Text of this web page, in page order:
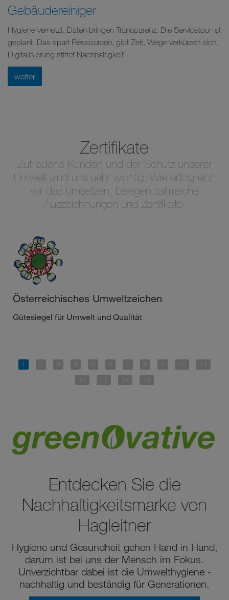
Gebäudereiniger
Hygiene vernetzt, Daten bringen Transparenz. Die Servicetour ist
geplant: Das spart Ressourcen, gibt Zeit. Wege verkürzen sich.
Digitalisierung stiftet Nachhaltigkeit.
weiter
Zertifikate
Zufriedene Kunden und der Schutz unserer
Umwelt sind uns sehr wichtig. Wie erfolgreich
wir das umsetzen, belegen zahlreiche
Auszeichnungen und Zertifikate.
Österreichisches Umweltzeichen
Gütesiegel für Umwelt und Qualität
Entdecken Sie die
Nachhaltigkeitsmarke von
Hagleitner
Hygiene und Gesundheit gehen Hand in Hand,
darum ist bei uns der Mensch im Fokus.
Unverzichtbar dabei ist die Umwelthygiene -
nachhaltig und beständig für Generationen.